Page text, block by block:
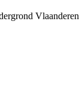
Vlaanderen